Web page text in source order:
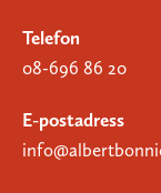
Telefon
08-696 86 20
E-postadress